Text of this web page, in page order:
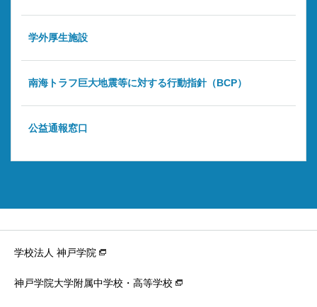
学外厚生施設
南海トラフ巨大地震等に対する行動指針（BCP）
公益通報窓口
学校法人 神戸学院
神戸学院大学附属中学校・高等学校